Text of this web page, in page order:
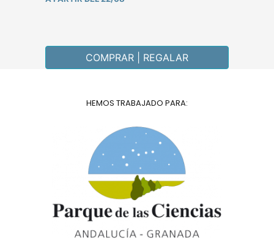
COMPRAR | REGALAR
HEMOS TRABAJADO PARA: